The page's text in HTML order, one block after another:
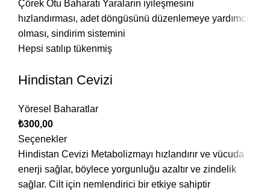
Çörek Otu Baharatı Yaraların iyileşmesini
hızlandırması, adet döngüsünü düzenlemeye yardımcı
olması, sindirim sistemini
Hepsi satılıp tükenmiş
Hindistan Cevizi
Yöresel Baharatlar
₺300,00
Seçenekler
Hindistan Cevizi Metabolizmayı hızlandırır ve vücuda
enerji sağlar, böylece yorgunluğu azaltır ve zindelik
sağlar. Cilt için nemlendirici bir etkiye sahiptir